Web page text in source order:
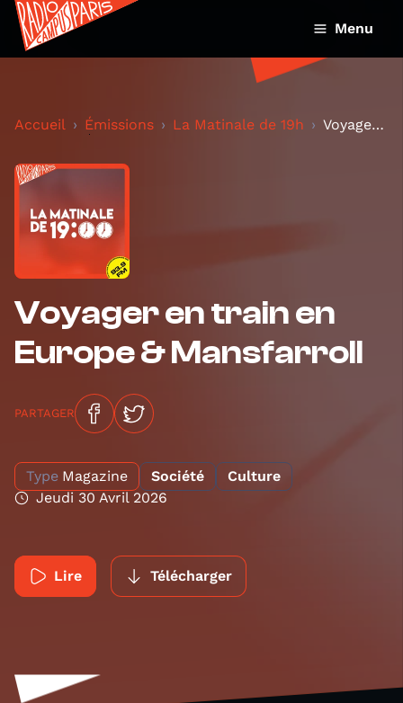
Menu
Accueil Émissions La Matinale de 19h Voyager en train en Europe & Mansfarroll
Voyager en train en
Europe & Mansfarroll
PARTAGER
Type Magazine Société
Culture
Jeudi 30 Avril 2026
Lire Télécharger